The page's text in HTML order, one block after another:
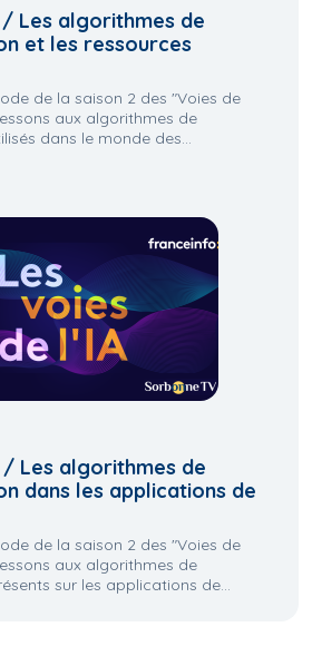
/ Les algorithmes de
et les ressources
de la saison 2 des "Voies de
aux algorithmes de
dans le monde des...
/ Les algorithmes de
dans les applications de
de la saison 2 des "Voies de
aux algorithmes de
sur les applications de...